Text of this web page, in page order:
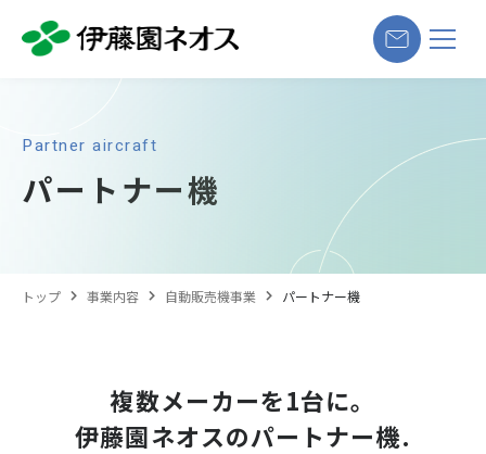
Partner aircraft
パートナー機
トップ 事業内容 自動販売機事業 パートナー機
複数メーカーを1台に。
伊藤園ネオスのパートナー機.